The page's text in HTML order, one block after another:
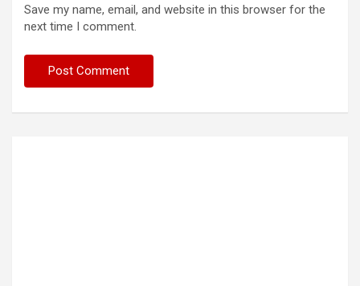
Save my name, email, and website in this browser for the
next time I comment.